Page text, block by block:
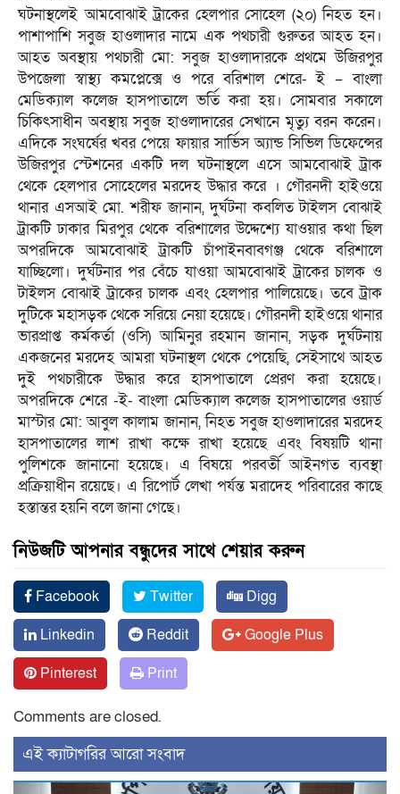
ঘটনাস্থলেই আমবোঝাই ট্রাকের হেলপার সোহেল (২০) নিহত হন।
পাশাপাশি সবুজ হাওলাদার নামে এক পথচারী গুরুতর আহত হন।
আহত অবস্থায় পথচারী মো: সবুজ হাওলাদারকে প্রথমে উজিরপুর
উপজেলা স্বাস্থ্য কমপ্লেক্সে ও পরে বরিশাল শেরে- ই – বাংলা
মেডিক্যাল কলেজ হাসপাতালে ভর্তি করা হয়। সোমবার সকালে
চিকিৎসাধীন অবস্থায় সবুজ হাওলাদারের সেখানে মৃত্যু বরন করেন।
এদিকে সংঘর্ষের খবর পেয়ে ফায়ার সার্ভিস অ্যান্ড সিভিল ডিফেন্সের
উজিরপুর স্টেশনের একটি দল ঘটনাস্থলে এসে আমবোঝাই ট্রাক
থেকে হেলপার সোহেলের মরদেহ উদ্ধার করে । গৌরনদী হাইওয়ে
থানার এসআই মো. শরীফ জানান, দুর্ঘটনা কবলিত টাইলস বোঝাই
ট্রাকটি ঢাকার মিরপুর থেকে বরিশালের উদ্দেশ্যে যাওয়ার কথা ছিল
অপরদিকে আমবোঝাই ট্রাকটি চাঁপাইনবাবগঞ্জ থেকে বরিশালে
যাচ্ছিলো। দুর্ঘটনার পর বেঁচে যাওয়া আমবোঝাই ট্রাকের চালক ও
টাইলস বোঝাই ট্রাকের চালক এবং হেলপার পালিয়েছে। তবে ট্রাক
দুটিকে মহাসড়ক থেকে সরিয়ে নেয়া হয়েছে। গৌরনদী হাইওয়ে থানার
ভারপ্রাপ্ত কর্মকর্তা (ওসি) আমিনুর রহমান জানান, সড়ক দুর্ঘটনায়
একজনের মরদেহ আমরা ঘটনাস্থল থেকে পেয়েছি, সেইসাথে আহত
দুই পথচারীকে উদ্ধার করে হাসপাতালে প্রেরণ করা হয়েছে।
অপরদিকে শেরে -ই- বাংলা মেডিক্যাল কলেজ হাসপাতালের ওয়ার্ড
মাস্টার মো: আবুল কালাম জানান, নিহত সবুজ হাওলাদারের মরদেহ
হাসপাতালের লাশ রাখা কক্ষে রাখা হয়েছে এবং বিষয়টি থানা
পুলিশকে জানানো হয়েছে। এ বিষয়ে পরবর্তী আইনগত ব্যবস্থা
প্রক্রিয়াধীন রয়েছে। এ রিপোর্ট লেখা পর্যন্ত মরাদেহ পরিবারের কাছে
হস্তান্তর হয়নি বলে জানা গেছে।
নিউজটি আপনার বন্ধুদের সাথে শেয়ার করুন
Facebook Twitter
Digg
Linkedin
Reddit
Google Plus
Pinterest
Print
Comments are closed.
‍এই ক্যাটাগরির ‍আরো সংবাদ